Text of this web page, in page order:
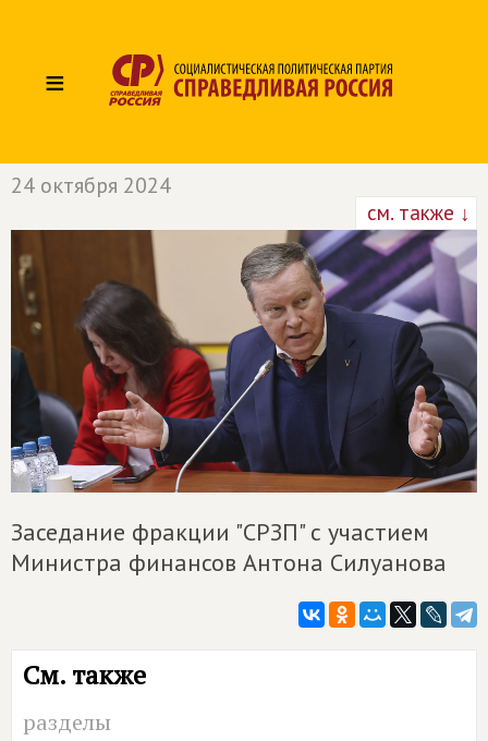
≡
24 октября 2024
см. также ↓
Заседание фракции "СРЗП" с участием
Министра финансов Антона Силуанова
См. также
разделы